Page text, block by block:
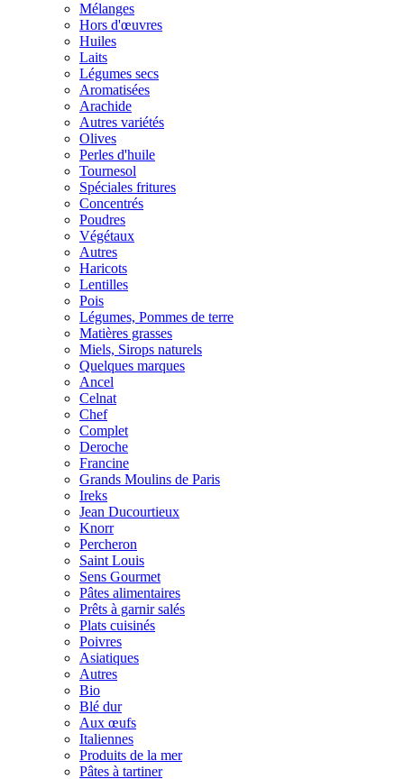
Mélanges
Hors d'œuvres
Huiles
Laits
Légumes secs
Aromatisées
Arachide
Autres variétés
Olives
Perles d'huile
Tournesol
Spéciales fritures
Concentrés
Poudres
Végétaux
Autres
Haricots
Lentilles
Pois
Légumes, Pommes de terre
Matières grasses
Miels, Sirops naturels
Quelques marques
Ancel
Celnat
Chef
Complet
Deroche
Francine
Grands Moulins de Paris
Ireks
Jean Ducourtieux
Knorr
Percheron
Saint Louis
Sens Gourmet
Pâtes alimentaires
Prêts à garnir salés
Plats cuisinés
Poivres
Asiatiques
Autres
Bio
Blé dur
Aux œufs
Italiennes
Produits de la mer
Pâtes à tartiner